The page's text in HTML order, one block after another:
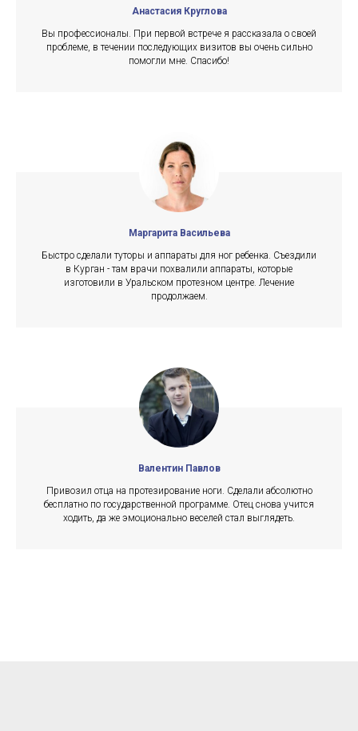
Анастасия Круглова
Вы профессионалы. При первой встрече я рассказала о своей
проблеме, в течении последующих визитов вы очень сильно
помогли мне. Спасибо!
Маргарита Васильева
Быстро сделали туторы и аппараты для ног ребенка. Съездили
в Курган - там врачи похвалили аппараты, которые
изготовили в Уральском протезном центре. Лечение
продолжаем.
Валентин Павлов
Привозил отца на протезирование ноги. Сделали абсолютно
бесплатно по государственной программе. Отец снова учится
ходить, да же эмоционально веселей стал выглядеть.